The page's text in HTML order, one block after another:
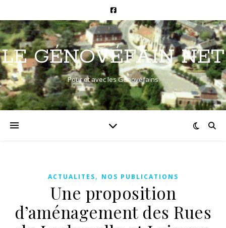
LE GÉNOVÉFAIN NET
Pour et avec les Génovéfains
ACTUALITES, NOS PUBLICATIONS
Une proposition
d’aménagement des Rues